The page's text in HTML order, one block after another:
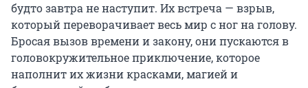
будто завтра не наступит. Их встреча — взрыв,
который переворачивает весь мир с ног на голову.
Бросая вызов времени и закону, они пускаются в
головокружительное приключение, которое
наполнит их жизни красками, магией и